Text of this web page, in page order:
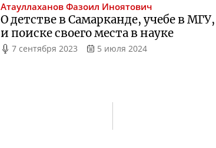
Атауллаханов Фазоил Иноятович
О детстве в Самарканде, учебе в
и поиске своего места в науке
7 сентября 2023 5 июля 2024